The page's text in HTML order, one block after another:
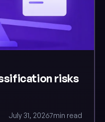
risks
July 31, 20267min read